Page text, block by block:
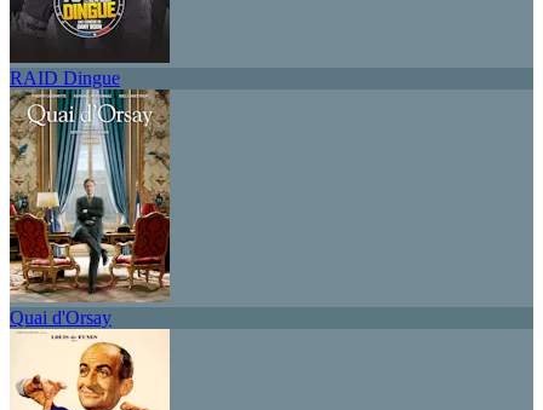
RAID Dingue
Quai d'Orsay